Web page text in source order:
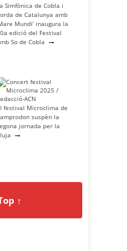
Simfònica de Cobla i
de Catalunya amb
Mundi’ inaugura la
edició del Festival
So de Cobla →
festival Microclima de
suspèn la
jornada per la
→
↑